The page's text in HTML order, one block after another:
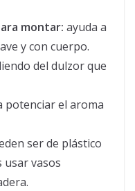
montar: ayuda a
y con cuerpo.
del dulzor que
potenciar el aroma
ser de plástico
usar vasos